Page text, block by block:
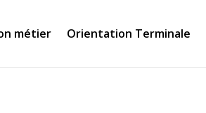
métier Orientation Terminale